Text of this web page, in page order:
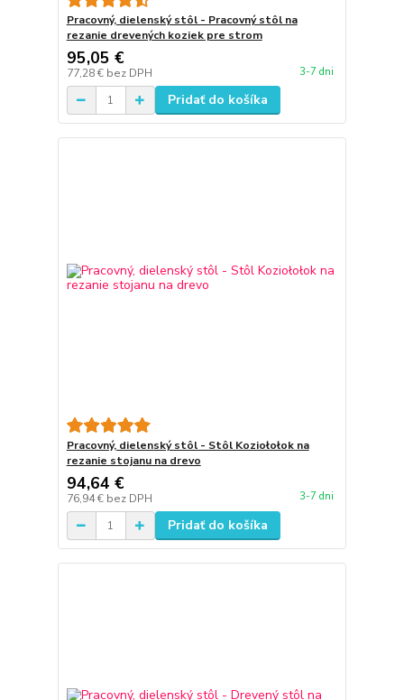
Pracovný, dielenský stôl - Pracovný stôl na
rezanie drevených koziek pre strom
95,05 €
77,28 € bez DPH 3-7 dni
Pridať do košíka
Pracovný, dielenský stôl - Stôl Koziołołok na
rezanie stojanu na drevo
94,64 €
76,94 € bez DPH 3-7 dni
Pridať do košíka